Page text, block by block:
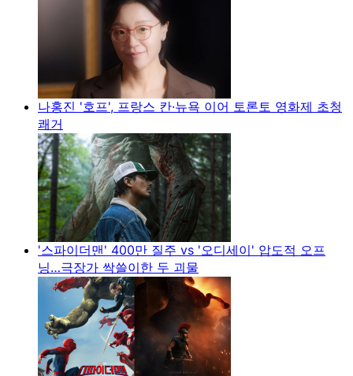
나홍진 '호프', 프랑스 칸·뉴욕 이어 토론토 영화제 초청
쾌거
'스파이더맨' 400만 질주 vs '오디세이' 압도적 오프
닝…극장가 싹쓸이한 두 괴물